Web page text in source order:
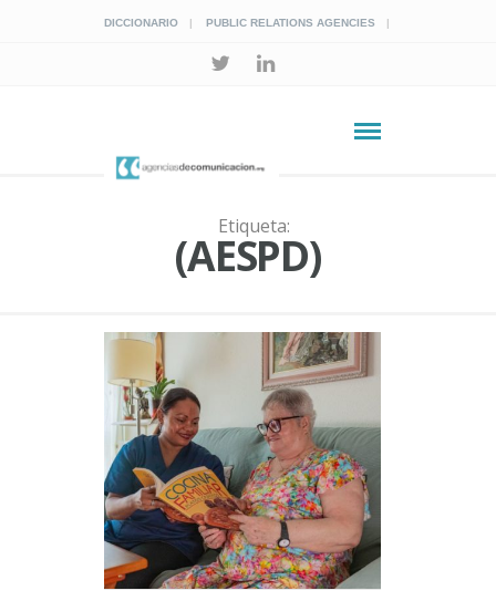
DICCIONARIO PUBLIC RELATIONS AGENCIES
Etiqueta:
(AESPD)